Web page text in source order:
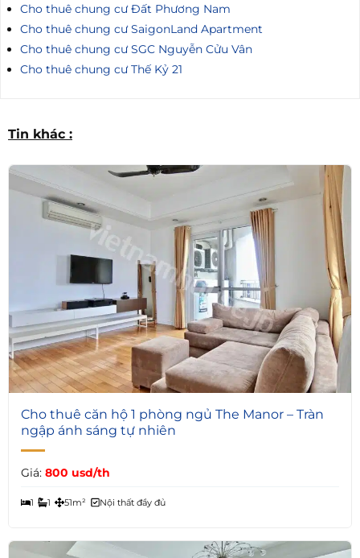
Cho thuê chung cư Đất Phương Nam
Cho thuê chung cư SaigonLand Apartment
Cho thuê chung cư SGC Nguyễn Cửu Vân
Cho thuê chung cư Thế Kỷ 21
Tin khác :
4
Cho thuê căn hộ 1 phòng ngủ The Manor – Tràn
ngập ánh sáng tự nhiên
Giá: 800 usd/th
1 1 51m² Nội thất đầy đủ